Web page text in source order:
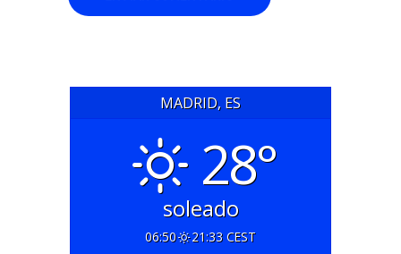
MADRID, ES
28°
soleado
06:50 21:33 CEST